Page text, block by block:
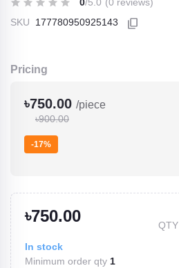
SKU
177780950925143
Pricing
৳750.00 /piece
৳900.00
-17%
৳750.00
In stock
Minimum order qty 1
QTY